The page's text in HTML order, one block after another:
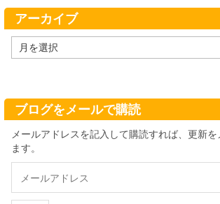
ー
アーカイブ
ー
ブ
ブログをメールで購読
メールアドレスを記入して購読すれば、更新を
ます。
ル